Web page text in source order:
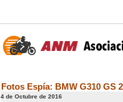
Fotos Espía: BMW G310 GS
4 de Octubre de 2016